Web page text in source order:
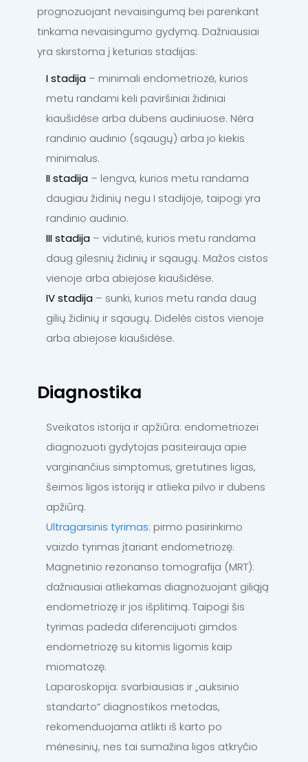
prognozuojant nevaisingumą bei parenkant
tinkama nevaisingumo gydymą. Dažniausiai
yra skirstoma į keturias stadijas:
I stadija – minimali endometriozė, kurios
metu randami keli paviršiniai židiniai
kiaušidėse arba dubens audiniuose. Nėra
randinio audinio (sąaugų) arba jo kiekis
minimalus.
II stadija – lengva, kurios metu randama
daugiau židinių negu I stadijoje, taipogi yra
randinio audinio.
III stadija – vidutinė, kurios metu randama
daug gilesnių židinių ir sąaugų. Mažos cistos
vienoje arba abiejose kiaušidėse.
IV stadija – sunki, kurios metu randa daug
gilių židinių ir sąaugų. Didelės cistos vienoje
arba abiejose kiaušidėse.
Diagnostika
Sveikatos istorija ir apžiūra: endometriozei
diagnozuoti gydytojas pasiteirauja apie
varginančius simptomus, gretutines ligas,
šeimos ligos istoriją ir atlieka pilvo ir dubens
apžiūrą.
Ultragarsinis tyrimas: pirmo pasirinkimo
vaizdo tyrimas įtariant endometriozę.
Magnetinio rezonanso tomografija (MRT):
dažniausiai atliekamas diagnozuojant giliąją
endometriozę ir jos išplitimą. Taipogi šis
tyrimas padeda diferencijuoti gimdos
endometriozę su kitomis ligomis kaip
miomatozę.
Laparoskopija: svarbiausias ir „auksinio
standarto“ diagnostikos metodas,
rekomenduojama atlikti iš karto po
mėnesinių, nes tai sumažina ligos atkryčio